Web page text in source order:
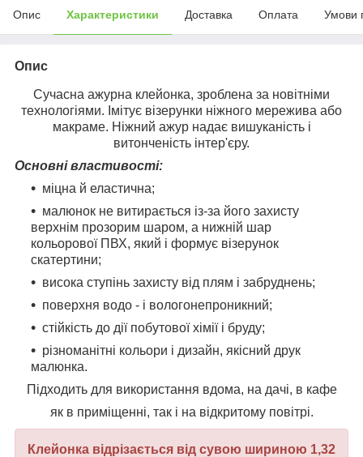
Опис Характеристики Доставка Оплата Умови
Опис
Сучасна ажурна клейонка, зроблена за новітніми
технологіями. Імітує візерунки ніжного мережива або
макраме. Ніжний ажур надає вишуканість і
витонченість інтер'єру.
Основні властивості:
міцна й еластична;
малюнок не витирається із-за його захисту
верхнім прозорим шаром, а нижній шар
кольорової ПВХ, який і формує візерунок
скатертини;
висока ступінь захисту від плям і забруднень;
поверхня водо - і вологонепроникний;
стійкість до дії побутової хімії і бруду;
різноманітні кольори і дизайн, якісний друк
малюнка.
Підходить для використання вдома, на дачі, в кафе
як в приміщенні, так і на відкритому повітрі.
Клейонка відрізається від сувою шириною 1,32